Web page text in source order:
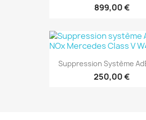
899,00 €
Suppression Système
250,00 €